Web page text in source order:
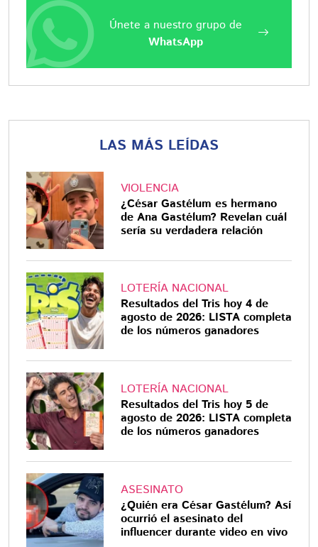
Únete a nuestro grupo de
WhatsApp
LAS MÁS LEÍDAS
VIOLENCIA
¿César Gastélum es hermano
de Ana Gastélum? Revelan cuál
sería su verdadera relación
LOTERÍA NACIONAL
Resultados del Tris hoy 4 de
agosto de 2026: LISTA completa
de los números ganadores
LOTERÍA NACIONAL
Resultados del Tris hoy 5 de
agosto de 2026: LISTA completa
de los números ganadores
ASESINATO
¿Quién era César Gastélum? Así
ocurrió el asesinato del
influencer durante video en vivo